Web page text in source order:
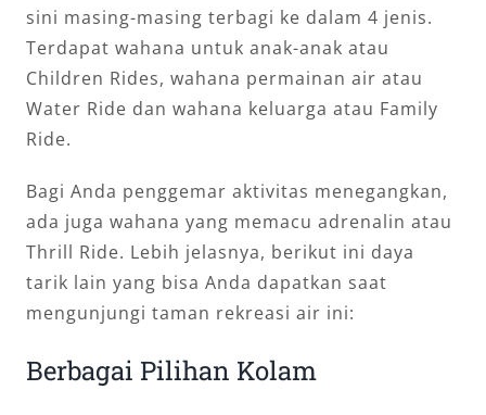
sini masing-masing terbagi ke dalam 4 jenis.
Terdapat wahana untuk anak-anak atau
Children Rides, wahana permainan air atau
Water Ride dan wahana keluarga atau Family
Ride.
Bagi Anda penggemar aktivitas menegangkan,
ada juga wahana yang memacu adrenalin atau
Thrill Ride. Lebih jelasnya, berikut ini daya
tarik lain yang bisa Anda dapatkan saat
mengunjungi taman rekreasi air ini:
Berbagai Pilihan Kolam